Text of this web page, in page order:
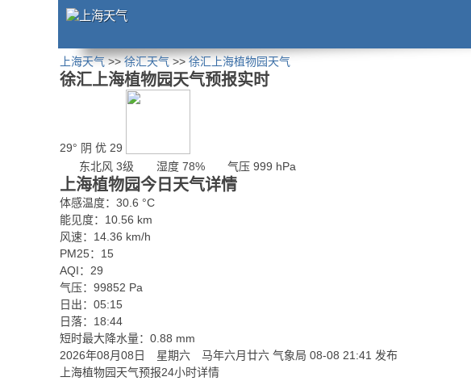
上海天气>>徐汇天气>>徐汇上海植物园天气
徐汇上海植物园天气预报实时
29° 阴 优 29
东北风 3级
湿度 78% 气压 999 hPa
上海植物园今日天气详情
体感温度：30.6 °C
能见度：10.56 km
风速：14.36 km/h
PM25：15
AQI：29
气压：99852 Pa
日出：05:15
日落：18:44
短时最大降水量：0.88 mm
2026年08月08日 星期六 马年六月廿六 气象局 08-08 21:41 发布
上海植物园天气预报24小时详情